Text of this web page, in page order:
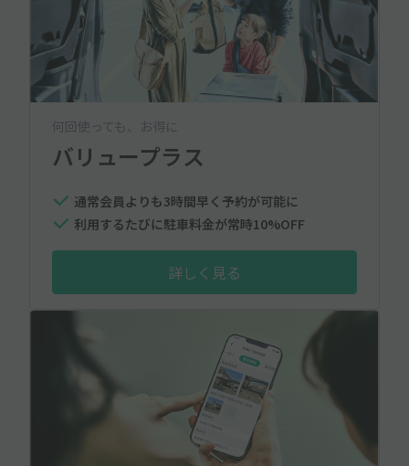
何回使っても、お得に
バリュープラス
通常会員よりも3時間早く予約が可能に
利用するたびに駐車料金が常時10%OFF
詳しく見る